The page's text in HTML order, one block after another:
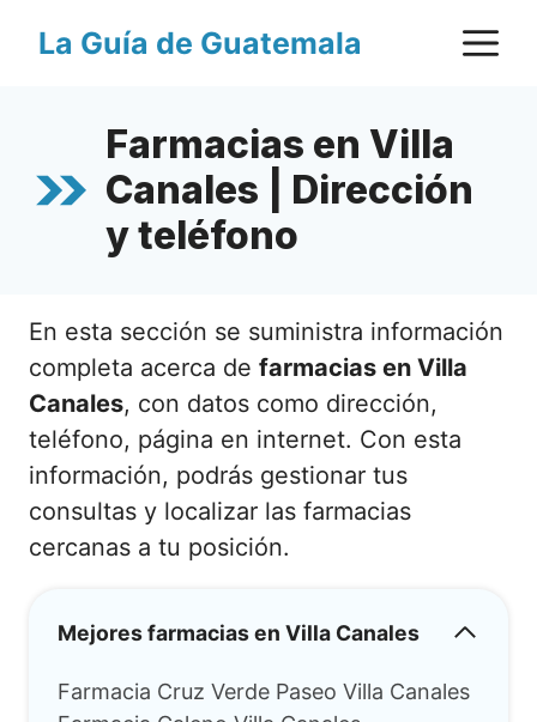
La Guía de Guatemala
Farmacias en Villa
Canales | Dirección
y teléfono
En esta sección se suministra información
completa acerca de farmacias en Villa
Canales, con datos como dirección,
teléfono, página en internet. Con esta
información, podrás gestionar tus
consultas y localizar las farmacias
cercanas a tu posición.
Mejores farmacias en Villa Canales
Farmacia Cruz Verde Paseo Villa Canales